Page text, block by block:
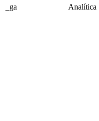
_ga Analítica